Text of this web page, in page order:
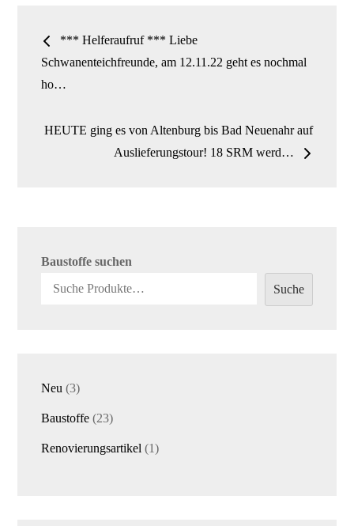
Beitrags-
Navigation
*** Helferaufruf *** Liebe
Schwanenteichfreunde, am 12.11.22 geht es nochmal
ho…
HEUTE ging es von Altenburg bis Bad Neuenahr auf
Auslieferungstour! 18 SRM werd…
Baustoffe suchen
Suche
Neu 33
Baustoffe 2323
Renovierungsartikel 11